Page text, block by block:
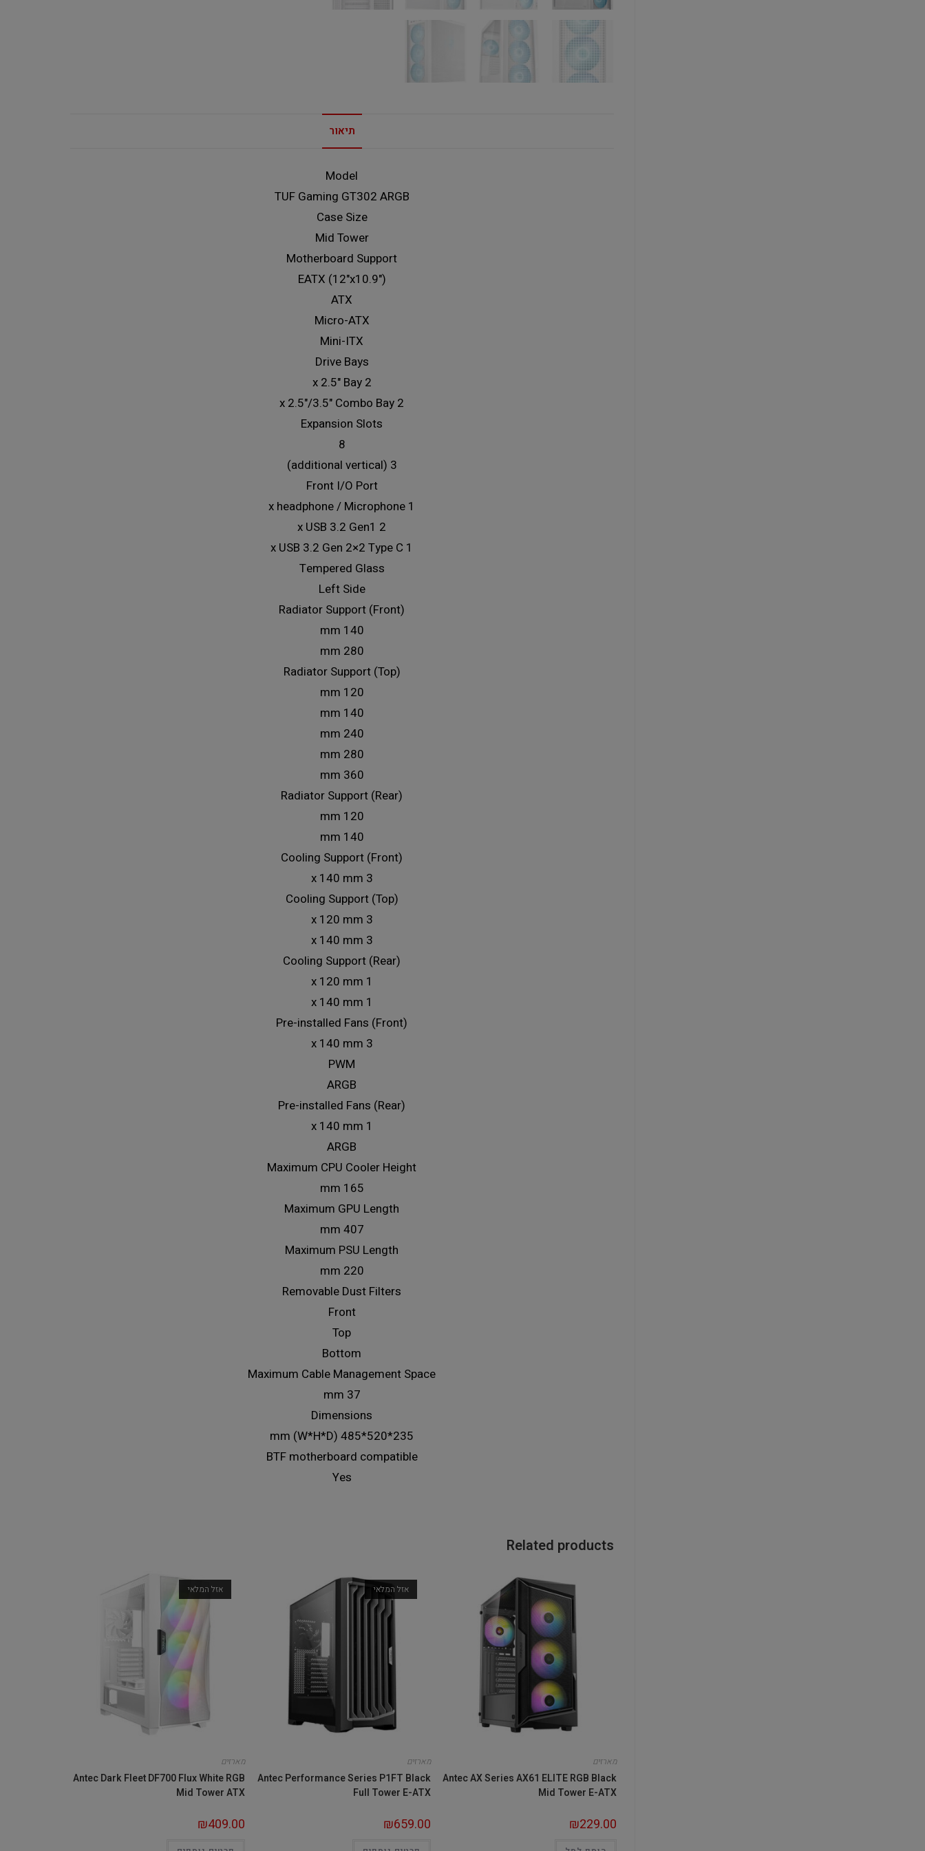
תיאור
Model
TUF Gaming GT302 ARGB
Case Size
Mid Tower
Motherboard Support
EATX (12"x10.9")
ATX
Micro-ATX
Mini-ITX
Drive Bays
2 x 2.5" Bay
2 x 2.5"/3.5" Combo Bay
Expansion Slots
8
3 (additional vertical)
Front I/O Port
1 x headphone / Microphone
2 x USB 3.2 Gen1
1 x USB 3.2 Gen 2×2 Type C
Tempered Glass
Left Side
Radiator Support (Front)
140 mm
280 mm
Radiator Support (Top)
120 mm
140 mm
240 mm
280 mm
360 mm
Radiator Support (Rear)
120 mm
140 mm
Cooling Support (Front)
3 x 140 mm
Cooling Support (Top)
3 x 120 mm
3 x 140 mm
Cooling Support (Rear)
1 x 120 mm
1 x 140 mm
Pre-installed Fans (Front)
3 x 140 mm
PWM
ARGB
Pre-installed Fans (Rear)
1 x 140 mm
ARGB
Maximum CPU Cooler Height
165 mm
Maximum GPU Length
407 mm
Maximum PSU Length
220 mm
Removable Dust Filters
Front
Top
Bottom
Maximum Cable Management Space
37 mm
Dimensions
235*520*485 mm (W*H*D)
BTF motherboard compatible
Yes
Related products
מארזים
Antec AX Series AX61 ELITE RGB Black
Mid Tower E-ATX
₪229.00
אזל המלאי
מארזים
Antec Performance Series P1FT Black
Full Tower E-ATX
₪659.00
אזל המלאי
מארזים
Antec Dark Fleet DF700 Flux White RGB
Mid Tower ATX
₪409.00